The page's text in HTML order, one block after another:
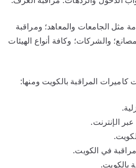
مثل الجامعات والمعاهد؛ ومراقبة
والشركات؛ وكافة أنواع الهيئات
كاميرات المراقبة بالكويت ومنها:
الإنترنت.
في الكويت.
بالكويت.